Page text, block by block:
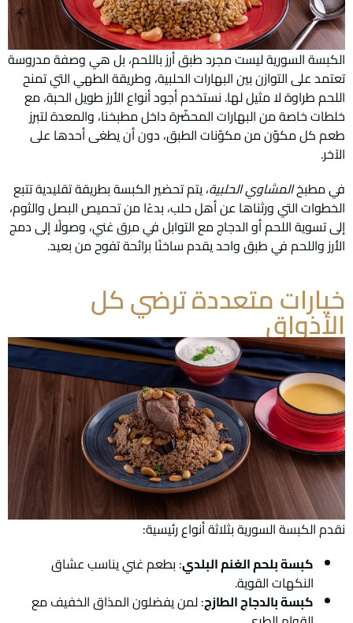
الكبسة السورية ليست مجرد طبق أرز باللحم، بل هي وصفة مدروسة
تعتمد على التوازن بين البهارات الحلبية، وطريقة الطهي التي تمنح
اللحم طراوة لا مثيل لها. نستخدم أجود أنواع الأرز طويل الحبة، مع
خلطات خاصة من البهارات المحضّرة داخل مطبخنا، والمعدة لتبرز
طعم كل مكوّن من مكوّنات الطبق، دون أن يطغى أحدها على
الآخر.
في مطبخالمشاوي الحلبية، يتم تحضير الكبسة بطريقة تقليدية تتبع
الخطوات التي ورثناها عن أهل حلب، بدءًا من تحميص البصل والثوم،
إلى تسوية اللحم أو الدجاج مع التوابل في مرق غني، وصولًا إلى دمج
الأرز واللحم في طبق واحد يقدم ساخنًا برائحة تفوح من بعيد.
خيارات متعددة ترضي كل
الأذواق
نقدم الكبسة السورية بثلاثة أنواع رئيسية:
كبسة بلحم الغنم البلدي: بطعم غني يناسب عشاق
النكهات القوية.
كبسة بالدجاج الطازج: لمن يفضلون المذاق الخفيف مع